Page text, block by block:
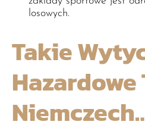
losowych.
Takie